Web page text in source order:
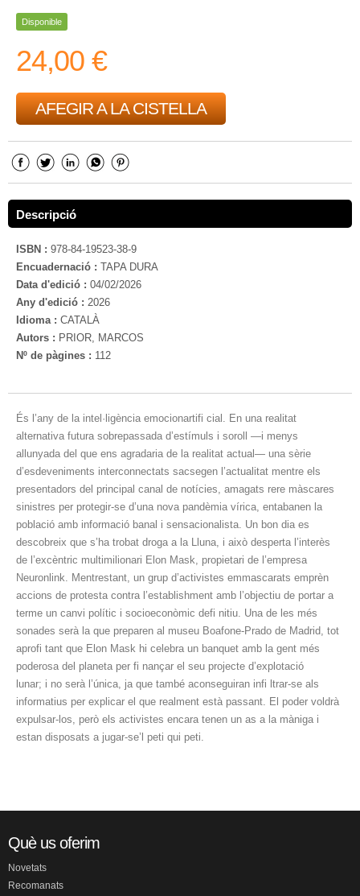
Disponible
24,00 €
AFEGIR A LA CISTELLA
Descripció
ISBN : 978-84-19523-38-9
Encuadernació : TAPA DURA
Data d'edició : 04/02/2026
Any d'edició : 2026
Idioma : CATALÀ
Autors : PRIOR, MARCOS
Nº de pàgines : 112
És l’any de la intel·ligència emocionartifi cial. En una realitat
alternativa futura sobrepassada d’estímuls i soroll —i menys
allunyada del que ens agradaria de la realitat actual— una sèrie
d’esdeveniments interconnectats sacsegen l’actualitat mentre els
presentadors del principal canal de notícies, amagats rere màscares
sinistres per protegir-se d’una nova pandèmia vírica, entabanen la
població amb informació banal i sensacionalista. Un bon dia es
descobreix que s’ha trobat droga a la Lluna, i això desperta l’interès
de l’excèntric multimilionari Elon Mask, propietari de l’empresa
Neuronlink. Mentrestant, un grup d’activistes emmascarats emprèn
accions de protesta contra l’establishment amb l’objectiu de portar a
terme un canvi polític i socioeconòmic defi nitiu. Una de les més
sonades serà la que preparen al museu Boafone-Prado de Madrid, tot
aprofi tant que Elon Mask hi celebra un banquet amb la gent més
poderosa del planeta per fi nançar el seu projecte d’explotació
lunar; i no serà l’única, ja que també aconseguiran infi ltrar-se als
informatius per explicar el que realment està passant. El poder voldrà
expulsar-los, però els activistes encara tenen un as a la màniga i
estan disposats a jugar-se’l peti qui peti.
Què us oferim
Novetats
Recomanats